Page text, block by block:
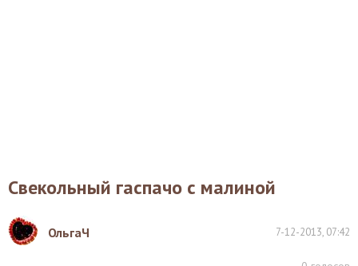
Свекольный гаспачо с малиной
ОльгаЧ 7-12-2013, 07:42